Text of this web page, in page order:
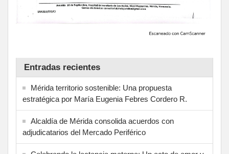
Entradas recientes
Mérida territorio sostenible: Una propuesta
estratégica por María Eugenia Febres Cordero R.
Alcaldía de Mérida consolida acuerdos con
adjudicatarios del Mercado Periférico